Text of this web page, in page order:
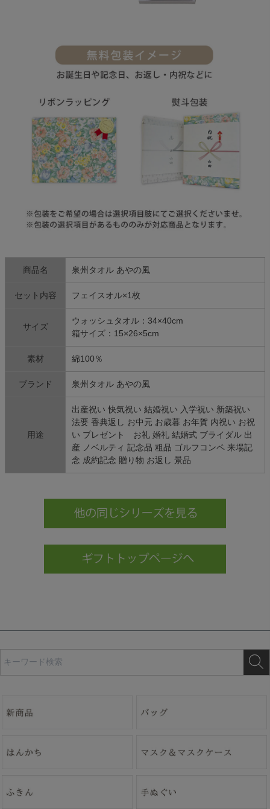
商品名 泉州タオル あやの風
セット内容 フェイスオル×1枚
サイズ
ウォッシュタオル：34×40cm
箱サイズ：15×26×5cm
素材 綿100％
ブランド 泉州タオル あやの風
用途
出産祝い 快気祝い 結婚祝い 入学祝い 新築祝い
法要 香典返し お中元 お歳暮 お年賀 内祝い お祝
い プレゼント お礼 婚礼 結婚式 ブライダル 出
産 ノベルティ 記念品 粗品 ゴルフコンペ 来場記
念 成約記念 贈り物 お返し 景品